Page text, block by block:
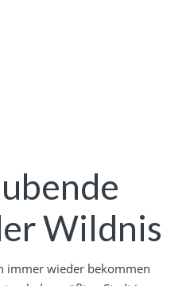
Wildnis
immer wieder bekommen